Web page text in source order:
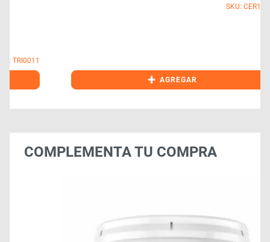
SKU: CER1300
AGREGAR
COMPLEMENTA TU COMPRA